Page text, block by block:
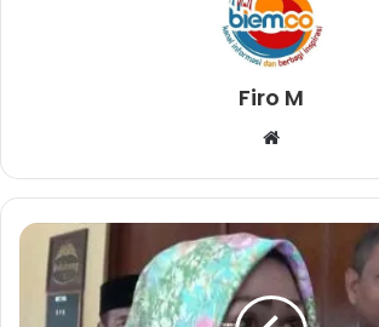
Firo M
b
s
i
e